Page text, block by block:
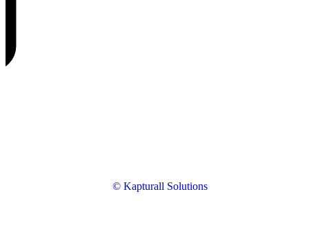
© Kapturall Solutions